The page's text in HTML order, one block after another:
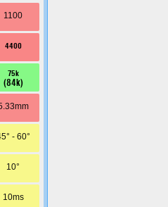
1100
4400
75k
(84k)
- 60°
10°
10ms